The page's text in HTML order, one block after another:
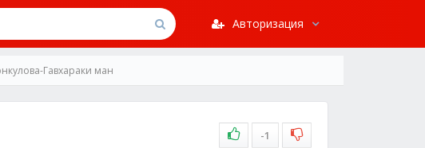
Авторизация
Гавхараки ман
-1